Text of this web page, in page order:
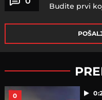
Budite prvi
0